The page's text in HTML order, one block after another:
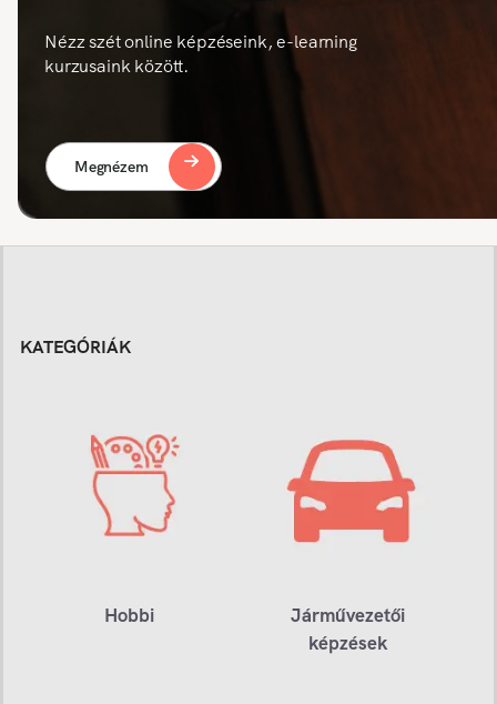
Nézz szét online képzéseink, e-learning
kurzusaink között.
Megnézem
KATEGÓRIÁK
Hobbi
Járművezetői
képzések